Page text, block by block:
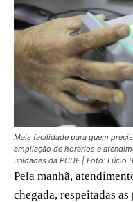
Mais facilidade para quem
ampliação de horários e
unidades da PCDF | Foto: Lúcio
Pela manhã,
chegada, respeitadas